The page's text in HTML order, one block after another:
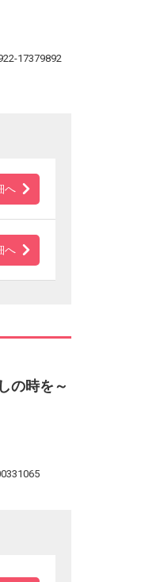
17379892
へ
へ
の時を～